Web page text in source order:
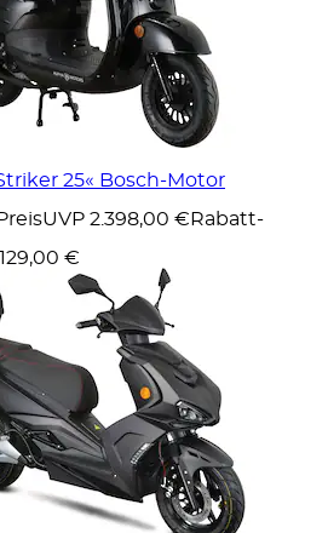
25« Bosch-Motor
UVP 2.398,00 € Rabatt-
€